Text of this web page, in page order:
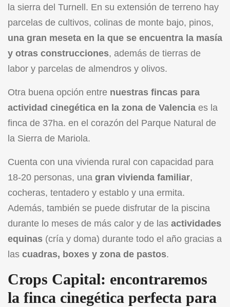
la sierra del Turnell. En su extensión de terreno hay
parcelas de cultivos, colinas de monte bajo, pinos,
una gran meseta en la que se encuentra la masía
y otras construcciones, además de tierras de
labor y parcelas de almendros y olivos.
Otra buena opción entre nuestras fincas para
actividad cinegética en la zona de Valencia es la
finca de 37ha. en el corazón del Parque Natural de
la Sierra de Mariola.
Cuenta con una vivienda rural con capacidad para
18-20 personas, una gran vivienda familiar,
cocheras, tentadero y establo y una ermita.
Además, también se puede disfrutar de la piscina
durante lo meses de más calor y de las actividades
equinas (cría y doma) durante todo el año gracias a
las cuadras, boxes y zona de pastos.
Crops Capital: encontraremos
la finca cinegética perfecta para